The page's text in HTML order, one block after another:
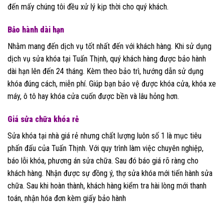
đến mấy chúng tôi đều xử lý kịp thời cho quý khách.
Bảo hành dài hạn
Nhằm mang đến dịch vụ tốt nhất đến với khách hàng. Khi sử dụng
dịch vụ sửa khóa tại Tuấn Thịnh, quý khách hàng được bảo hành
dài hạn lên đến 24 tháng. Kèm theo bảo trì, hướng dẫn sử dụng
khóa đúng cách, miễn phí. Giúp bạn bảo vệ được khóa cửa, khóa xe
máy, ô tô hay khóa cửa cuốn được bền và lâu hỏng hơn.
Giá sửa chữa khóa rẻ
Sửa khóa tại nhà giá rẻ nhưng chất lượng luôn số 1 là mục tiêu
phấn đấu của Tuấn Thịnh. Với quy trình làm việc chuyên nghiệp,
báo lỗi khóa, phương án sửa chữa. Sau đó báo giá rõ ràng cho
khách hàng. Nhận được sự đồng ý, thợ sửa khóa mới tiến hành sửa
chữa. Sau khi hoàn thành, khách hàng kiểm tra hài lòng mới thanh
toán, nhận hóa đơn kèm giấy bảo hành